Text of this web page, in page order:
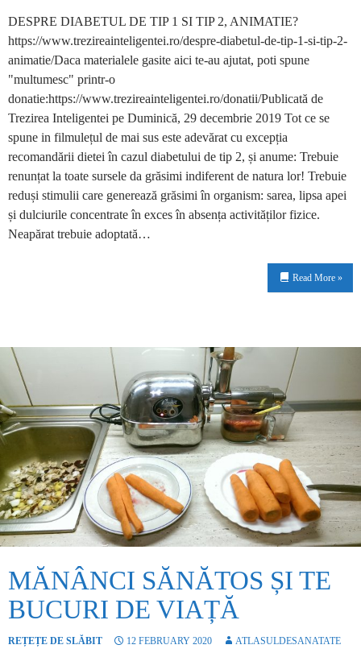
DESPRE DIABETUL DE TIP 1 SI TIP 2, ANIMATIE?
https://www.trezireainteligentei.ro/despre-diabetul-de-tip-1-si-tip-2-
animatie/Daca materialele gasite aici te-au ajutat, poti spune
"multumesc" printr-o
donatie:https://www.trezireainteligentei.ro/donatii/Publicată de
Trezirea Inteligentei pe Duminică, 29 decembrie 2019 Tot ce se
spune in filmulețul de mai sus este adevărat cu excepția
recomandării dietei în cazul diabetului de tip 2, și anume: Trebuie
renunțat la toate sursele da grăsimi indiferent de natura lor! Trebuie
reduși stimulii care generează grăsimi în organism: sarea, lipsa apei
și dulciurile concentrate în exces în absența activităților fizice.
Neapărat trebuie adoptată…
Read More »
MĂNÂNCI SĂNĂTOS ȘI TE
BUCURI DE VIAȚĂ
REȚEȚE DE SLĂBIT 12 FEBRUARY 2020 ATLASULDESANATATE